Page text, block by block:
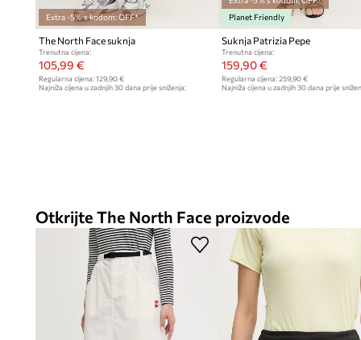
Extra -5% s kodom: OFF*
The North Face suknja
Trenutna cijena:
105,99 €
Regularna cijena: 129,90 €
Najniža cijena u zadnjih 30 dana prije sniženja:
Planet Friendly
Suknja Patrizia Pepe
Trenutna cijena:
159,90 €
Regularna cijena:259,90 €
Najniža cijena u zadnjih 30 dana prije
Otkrijte The North Face proizvode